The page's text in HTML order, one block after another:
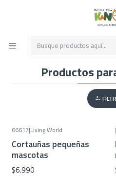
Despacho el mismo día y envío
Leer
Productos
66617|Living World
Cortauñas pequeñas
mascotas
$6.990
|